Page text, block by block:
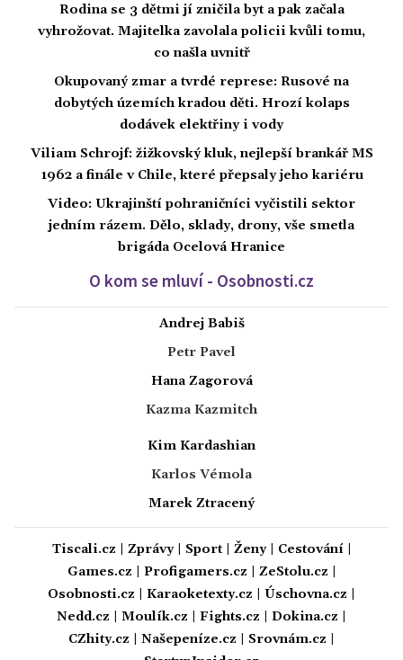
Rodina se 3 dětmi jí zničila byt a pak začala
vyhrožovat. Majitelka zavolala policii kvůli tomu,
co našla uvnitř
Okupovaný zmar a tvrdé represe: Rusové na
dobytých územích kradou děti. Hrozí kolaps
dodávek elektřiny i vody
Viliam Schrojf: žižkovský kluk, nejlepší brankář MS
1962 a finále v Chile, které přepsaly jeho kariéru
Video: Ukrajinští pohraničníci vyčistili sektor
jedním rázem. Dělo, sklady, drony, vše smetla
brigáda Ocelová Hranice
O kom se mluví - Osobnosti.cz
Andrej Babiš
Petr Pavel
Hana Zagorová
Kazma Kazmitch
Kim Kardashian
Karlos Vémola
Marek Ztracený
Tiscali.cz Zprávy| Sport| Ženy| Cestování|
Games.cz
Profigamers.cz ZeStolu.cz
Osobnosti.cz
Karaoketexty.cz Úschovna.cz
Nedd.cz
Moulík.cz Fights.cz Dokina.cz
CZhity.cz
Našepeníze.cz Srovnám.cz